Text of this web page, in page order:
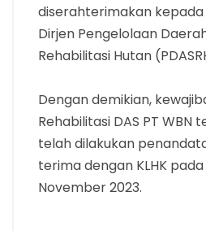
diserahterimakan kepada
Dirjen Pengelolaan
Rehabilitasi Hutan
Dengan demikian,
Rehabilitasi DAS PT WBN
telah dilakukan
terima dengan KLHK pada
November 2023.